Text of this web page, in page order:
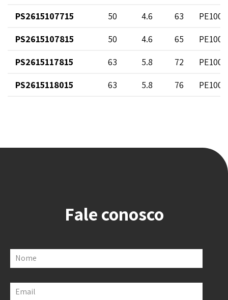
PS2615107715
50 4.6 63
PE100
PS2615107815
50 4.6 65
PE100
PS2615117815
63 5.8 72
PE100
PS2615118015
63 5.8 76 PE100
Fale conosco
Nome
Email